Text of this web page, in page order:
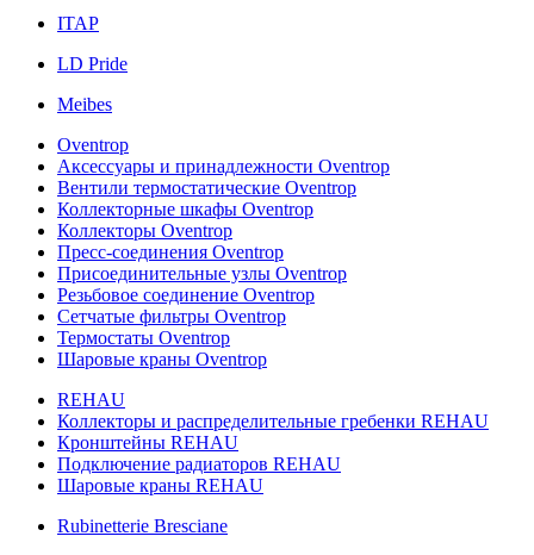
ITAP
LD Pride
Meibes
Oventrop
Аксессуары и принадлежности Oventrop
Вентили термостатические Oventrop
Коллекторные шкафы Oventrop
Коллекторы Oventrop
Пресс-соединения Oventrop
Присоединительные узлы Oventrop
Резьбовое соединение Oventrop
Сетчатые фильтры Oventrop
Термостаты Oventrop
Шаровые краны Oventrop
REHAU
Коллекторы и распределительные гребенки REHAU
Кронштейны REHAU
Подключение радиаторов REHAU
Шаровые краны REHAU
Rubinetterie Bresciane